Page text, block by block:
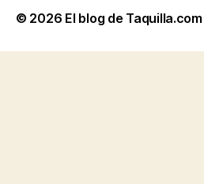
© 2026 El blog de Taquilla.com